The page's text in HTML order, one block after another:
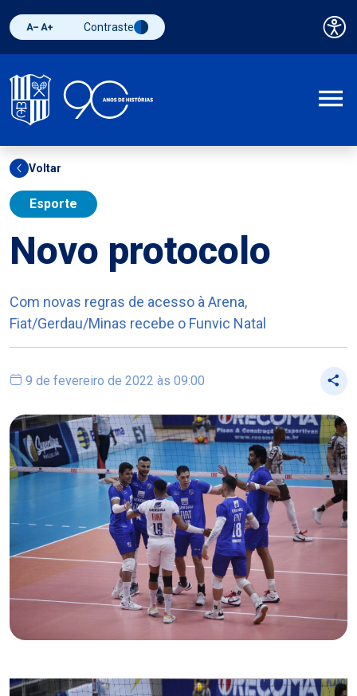
Diminuir fonte
Aumentar fonteAlternar contraste
Contraste
Voltar
Esporte
Novo protocolo
Com novas regras de acesso à Arena,
Fiat/Gerdau/Minas recebe o Funvic Natal
9 de fevereiro de 2022 às 09:00